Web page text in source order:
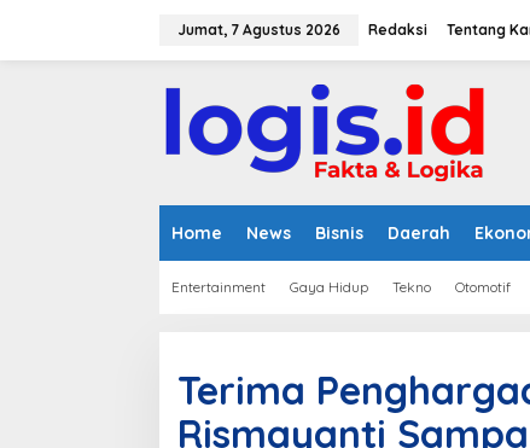
Jumat, 7 Agustus 2026 Redaksi Tentang
Home News Bisnis Daerah
Entertainment Gaya Hidup Tekno Otomotif
Terima
Rismayanti